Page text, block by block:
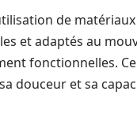
de
et adaptés au
fonctionnelles.
douceur et sa